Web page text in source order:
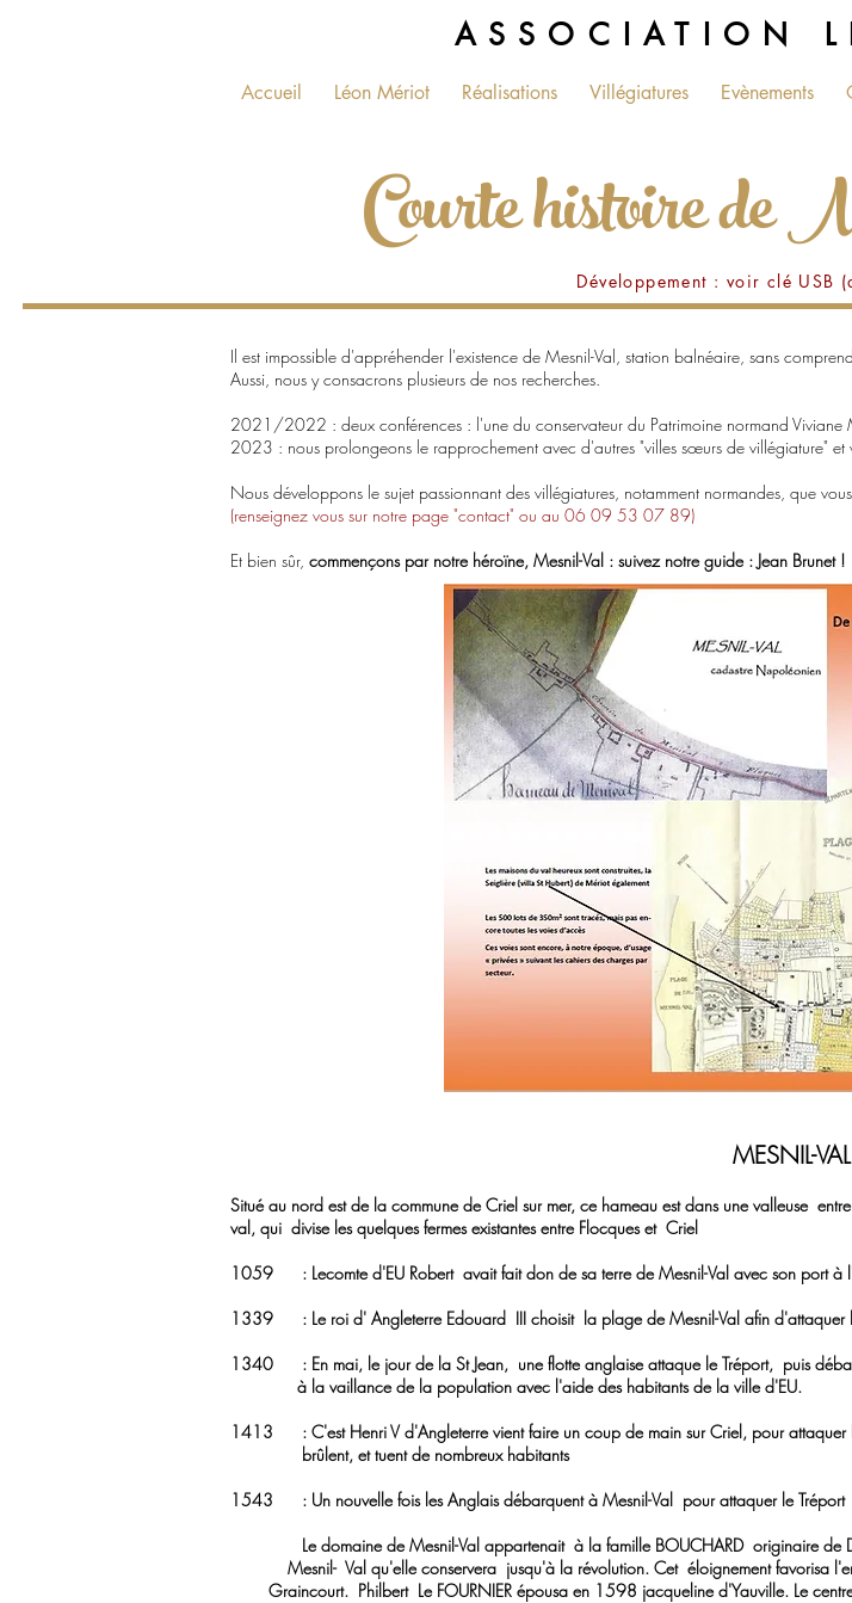
Accueil Léon Mériot Réalisations Villégiatures Evènements
ASSOCIATION
Courte histoire
Développement : voir clé USB
Il est impossible d'appréhender l'existence de Mesnil-Val, station balnéaire, sans
Aussi, nous y consacrons plusieurs de nos recherches.
2021/2022 : deux conférences : l'une du conservateur du Patrimoine normand Viviane
2023 : nous prolongeons le rapprochement avec d'autres "villes sœurs de villégiature"
Nous développons le sujet passionnant des villégiatures, notamment normandes, que
(renseignez vous sur notre page "contact" ou au 06 09 53 07 89)
Et bien sûr, commençons par notre héroïne, Mesnil-Val : suivez notre guide : Jean Brunet !
MESNIL-VAL
Situé au nord est de la commune de Criel sur mer, ce hameau est dans une valleuse
val, qui divise les quelques fermes existantes entre Flocques et Criel
1059 : Lecomte d'EU Robert avait fait don de sa terre de Mesnil-Val avec son port à
1339 : Le roi d' Angleterre Edouard III choisit la plage de Mesnil-Val afin d'attaquer
1340 : En mai, le jour de la St Jean, une flotte anglaise attaque le Tréport, puis
à la vaillance de la population avec l'aide des habitants de la ville d'EU.
1413 : C'est Henri V d'Angleterre vient faire un coup de main sur Criel, pour attaquer
brûlent, et tuent de nombreux habitants
1543 : Un nouvelle fois les Anglais débarquent à Mesnil-Val pour attaquer le Tréport
Le domaine de Mesnil-Val appartenait à la famille BOUCHARD originaire
Mesnil- Val qu'elle conservera jusqu'à la révolution. Cet éloignement
Graincourt. Philbert Le FOURNIER épousa en 1598 jacqueline d'Yauville. Le